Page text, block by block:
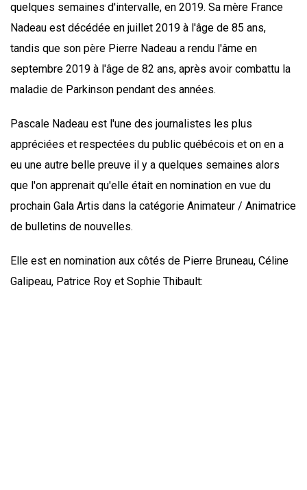
quelques semaines d'intervalle, en 2019. Sa mère France
Nadeau est décédée en juillet 2019 à l'âge de 85 ans,
tandis que son père Pierre Nadeau a rendu l'âme en
septembre 2019 à l'âge de 82 ans, après avoir combattu la
maladie de Parkinson pendant des années.
Pascale Nadeau est l'une des journalistes les plus
appréciées et respectées du public québécois et on en a
eu une autre belle preuve il y a quelques semaines alors
que l'on apprenait qu'elle était en nomination en vue du
prochain Gala Artis dans la catégorie Animateur / Animatrice
de bulletins de nouvelles.
Elle est en nomination aux côtés de Pierre Bruneau, Céline
Galipeau, Patrice Roy et Sophie Thibault: